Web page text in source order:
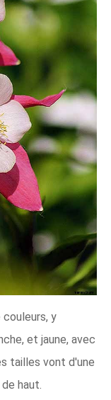
y
et jaune, avec
tailles vont d'une
haut.